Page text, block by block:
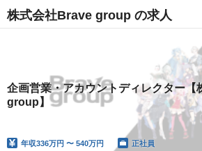
株式会社Brave group の求人
企画営業・アカウントディレクター【
group】
年収336万円 〜 540万円 正社員